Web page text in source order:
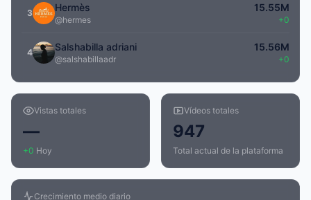
3 Hermès
@hermes
15.55M
+0
4 Salshabilla adriani
@salshabillaadr
15.56M
+0
Vistas totales
—
+0 Hoy
Vídeos totales
947
Total actual de la plataforma
Crecimiento medio diario